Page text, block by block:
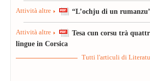
Attività altre “L’ochju di un
Attività altre
Tesa cun corsu trà
lingue in Corsica
Tutti l'articuli di